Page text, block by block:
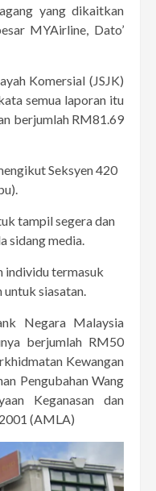
yang dikaitkan
MYAirline, Dato’
Komersial (JSJK)
semua laporan itu
berjumlah RM81.69
Seksyen 420
tampil segera dan
sidang media.
individu termasuk
untuk siasatan.
Negara Malaysia
berjumlah RM50
Kewangan
Pengubahan Wang
Keganasan dan
(AMLA)